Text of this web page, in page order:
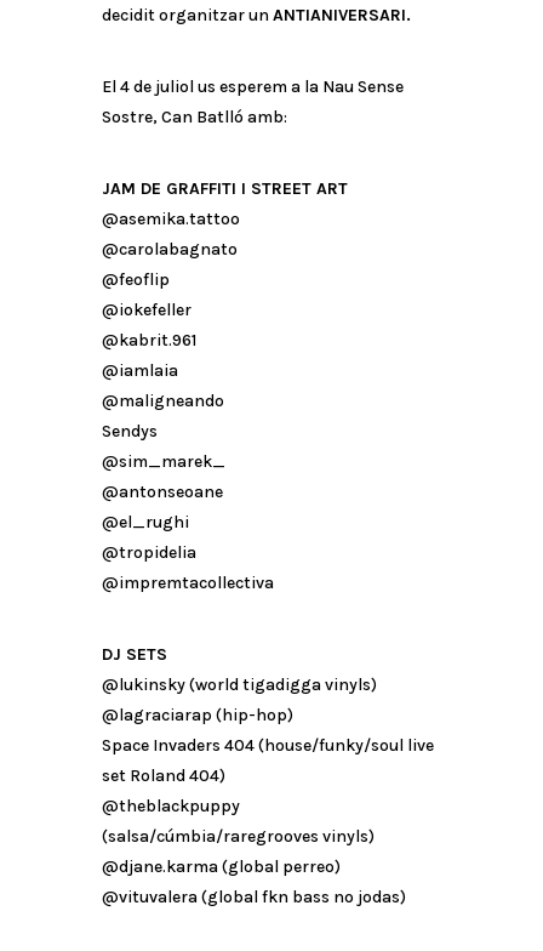
decidit organitzar un ANTIANIVERSARI.
El 4 de juliol us esperem a la Nau Sense
Sostre, Can Batlló amb:
JAM DE GRAFFITI I STREET ART
@asemika.tattoo
@carolabagnato
@feoflip
@iokefeller
@kabrit.961
@iamlaia
@maligneando
Sendys
@sim_marek_
@antonseoane
@el_rughi
@tropidelia
@impremtacollectiva
DJ SETS
@lukinsky (world tigadigga vinyls)
@lagraciarap (hip-hop)
Space Invaders 404 (house/funky/soul live
set Roland 404)
@theblackpuppy
(salsa/cúmbia/raregrooves vinyls)
@djane.karma (global perreo)
@vituvalera (global fkn bass no jodas)